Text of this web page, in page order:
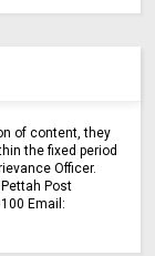
of content, they
the fixed period
Officer.
Post
Email: